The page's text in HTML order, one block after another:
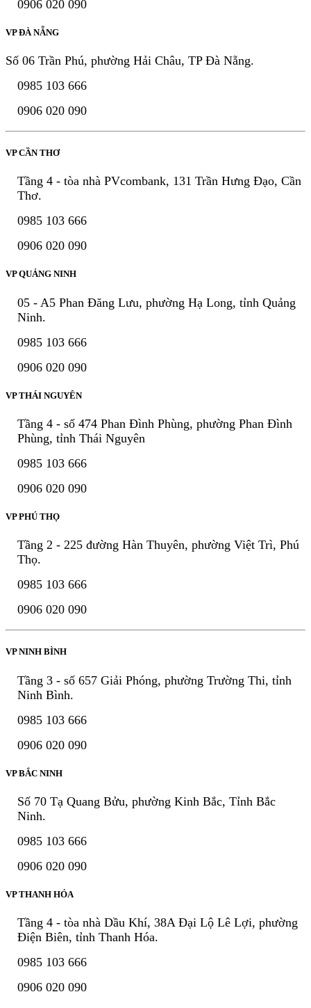
0906 020 090
VP ĐÀ NẴNG
Số 06 Trần Phú, phường Hải Châu, TP Đà Nẵng.
0985 103 666
0906 020 090
VP CẦN THƠ
Tầng 4 - tòa nhà PVcombank, 131 Trần Hưng Đạo, Cần
Thơ.
0985 103 666
0906 020 090
VP QUẢNG NINH
05 - A5 Phan Đăng Lưu, phường Hạ Long, tỉnh Quảng
Ninh.
0985 103 666
0906 020 090
VP THÁI NGUYÊN
Tầng 4 - số 474 Phan Đình Phùng, phường Phan Đình
Phùng, tỉnh Thái Nguyên
0985 103 666
0906 020 090
VP PHÚ THỌ
Tầng 2 - 225 đường Hàn Thuyên, phường Việt Trì, Phú
Thọ.
0985 103 666
0906 020 090
VP NINH BÌNH
Tầng 3 - số 657 Giải Phóng, phường Trường Thi, tỉnh
Ninh Bình.
0985 103 666
0906 020 090
VP BẮC NINH
Số 70 Tạ Quang Bửu, phường Kinh Bắc, Tỉnh Bắc
Ninh.
0985 103 666
0906 020 090
VP THANH HÓA
Tầng 4 - tòa nhà Dầu Khí, 38A Đại Lộ Lê Lợi, phường
Điện Biên, tỉnh Thanh Hóa.
0985 103 666
0906 020 090